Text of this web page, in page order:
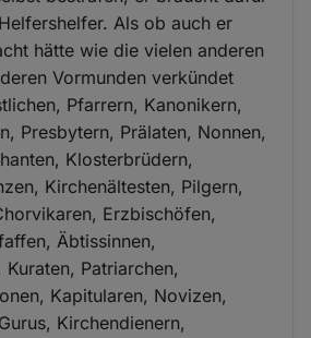
Als ob auch er
hätte wie die vielen anderen
Vormunden verkündet
Pfarrern, Kanonikern,
Presbytern, Prälaten, Nonnen,
Klosterbrüdern,
Kirchenältesten, Pilgern,
Erzbischöfen,
Äbtissinnen,
Patriarchen,
Kapitularen, Novizen,
Kirchendienern,